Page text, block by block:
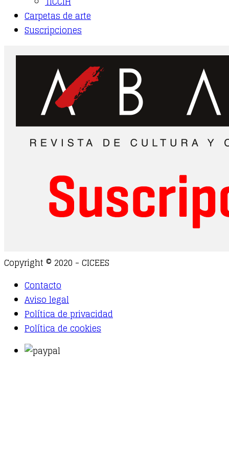
Carpetas de arte
Suscripciones
Copyright © 2020 - CICEES
Contacto
Aviso legal
Política de privacidad
Política de cookies